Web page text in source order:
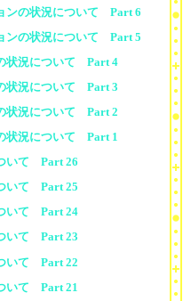
ンの状況について Part 6
ンの状況について Part 5
状況について Part 4
状況について Part 3
状況について Part 2
状況について Part 1
いて Part 26
いて Part 25
いて Part 24
いて Part 23
いて Part 22
いて Part 21